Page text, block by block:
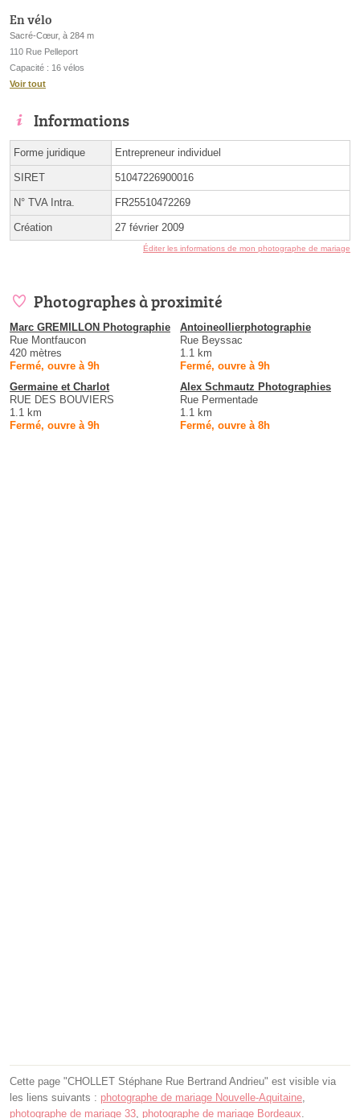
En vélo
Sacré-Cœur, à 284 m
110 Rue Pelleport
Capacité : 16 vélos
Voir tout
Informations
Forme juridique Entrepreneur individuel
SIRET 51047226900016
N° TVA Intra. FR25510472269
Création 27 février 2009
Éditer les informations de mon photographe de mariage
Photographes à proximité
Marc GREMILLON Photographie
Rue Montfaucon
420 mètres
Fermé, ouvre à 9h
Antoineollierphotographie
Rue Beyssac
1.1 km
Fermé, ouvre à 9h
Germaine et Charlot
RUE DES BOUVIERS
1.1 km
Fermé, ouvre à 9h
Alex Schmautz Photographies
Rue Permentade
1.1 km
Fermé, ouvre à 8h
Cette page "CHOLLET Stéphane Rue Bertrand Andrieu" est visible via
les liens suivants : photographe de mariage Nouvelle-Aquitaine
photographe de mariage 33 photographe de mariage Bordeaux